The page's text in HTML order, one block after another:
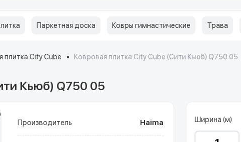
Паркетная доска Ковры гимнастические Трава
плитка City Cube Ковровая плитка City Cube (Сити Кьюб) Q750 05
Кьюб) Q750 05
Производитель Haima Ширина (м)